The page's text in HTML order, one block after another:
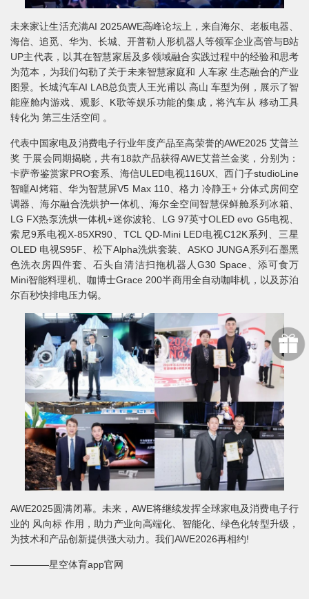
未来家让生活充满AI 2025AWE高峰论坛上，来自海尔、老板电器、
海信、追觅、华为、长城、开普勒人形机器人等领军企业高管与B站
UP主代表，以其在智慧家居及多领域融合实践过程中的经验和思考
为范本，为我们勾勒了关于未来智慧家庭和 人车家 生态融合的产业
图景。长城汽车AI LAB总负责人王光甫以 高山 车型为例，展示了智
能座舱内游戏、观影、K歌等娱乐功能的集成，将汽车从 移动工具
转化为 第三生活空间 。
代表中国家电及消费电子行业年度产品至高荣誉的AWE2025 艾普兰
奖 于展会同期揭晓，共有18款产品获得AWE艾普兰金奖，分别为：
卡萨帝鉴赏家PRO套系、海信ULED电视116UX、西门子studioLine
智瞳AI烤箱、华为智慧屏V5 Max 110、格力 冷静王+ 分体式房间空
调器、海尔融合洗烘护一体机、海尔全空间智慧保鲜舱系列冰箱、
LG FX热泵洗烘一体机+迷你波轮、LG 97英寸OLED evo G5电视、
索尼9系电视X-85XR90、TCL QD-Mini LED电视C12K系列、三星
OLED 电视S95F、松下Alpha洗烘套装、ASKO JUNGA系列石墨黑
色洗衣房四件套、石头自清洁扫拖机器人G30 Space、添可食万
Mini智能料理机、咖博士Grace 200半商用全自动咖啡机，以及苏泊
尔百秒快排电压力锅。
AWE2025圆满闭幕。未来，AWE将继续发挥全球家电及消费电子行
业的 风向标 作用，助力产业向高端化、智能化、绿色化转型升级，
为技术和产品创新提供强大动力。我们AWE2026再相约!
————星空体育app官网